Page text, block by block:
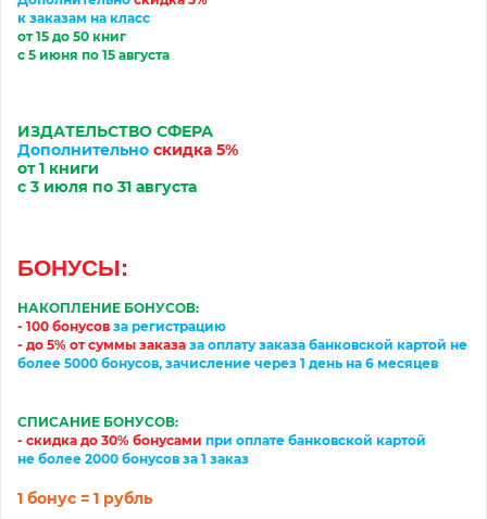
к заказам на класс
от 15 до 50 книг
с 5 июня по 15 августа
ИЗДАТЕЛЬСТВО СФЕРА
Дополнительно скидка 5%
от 1 книги
с 3 июля по 31 августа
БОНУСЫ:
НАКОПЛЕНИЕ БОНУСОВ:
- 100 бонусов за регистрацию
- до 5% от суммы заказа за оплатузаказа банковской картой не
более 5000 бонусов, зачисление через 1 день на 6 месяцев
СПИСАНИЕ БОНУСОВ:
- скидка до 30% бонусами при оплате банковской картой
не более 2000 бонусов за 1 заказ
1 бонус = 1 рубль